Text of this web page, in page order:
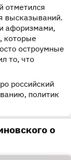
отметился
высказываний.
афоризмами,
которые
остроумные
то, что
российский
политик
о